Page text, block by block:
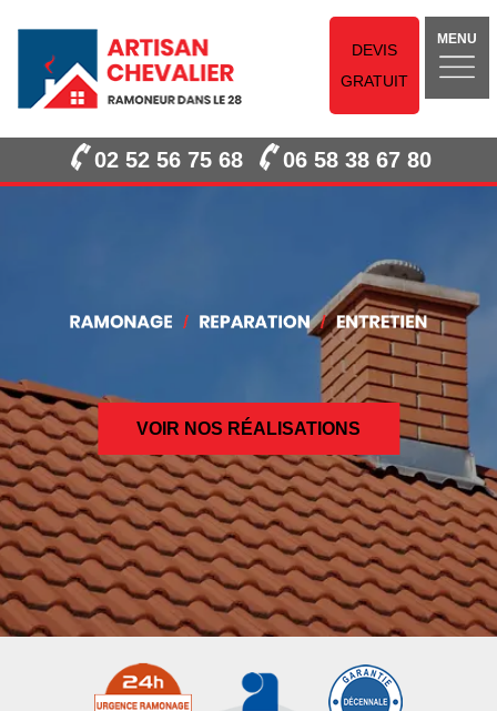
DEVIS
GRATUIT
MENU
02 52 56 75 68 06 58 38 67 80
VOIR NOS RÉALISATIONS